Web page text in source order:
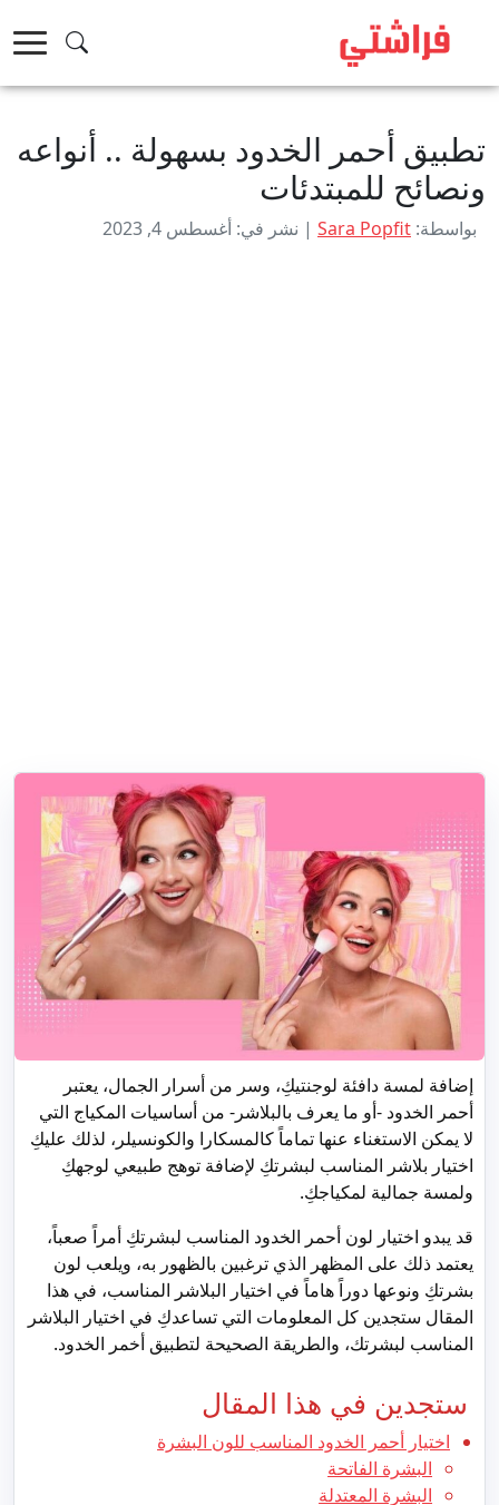
تطبيق أحمر الخدود بسهولة .. أنواعه
ونصائح للمبتدئات
بواسطة: Sara Popfit | نشر في: أغسطس 4, 2023
إضافة لمسة دافئة لوجنتيكِ، وسر من أسرار الجمال، يعتبر
أحمر الخدود -أو ما يعرف بالبلاشر- من أساسيات المكياج التي
لا يمكن الاستغناء عنها تماماً كالمسكارا والكونسيلر، لذلك عليكِ
اختيار بلاشر المناسب لبشرتكِ لإضافة توهج طبيعي لوجهكِ
ولمسة جمالية لمكياجكِ.
قد يبدو اختيار لون أحمر الخدود المناسب لبشرتكِ أمراً صعباً،
يعتمد ذلك على المظهر الذي ترغبين بالظهور به، ويلعب لون
بشرتكِ ونوعها دوراً هاماً في اختيار البلاشر المناسب، في هذا
المقال ستجدين كل المعلومات التي تساعدكِ في اختيار البلاشر
المناسب لبشرتك، والطريقة الصحيحة لتطبيق أخمر الخدود.
ستجدين في هذا المقال
اختيار أحمر الخدود المناسب للون البشرة
البشرة الفاتحة
البشرة المعتدلة